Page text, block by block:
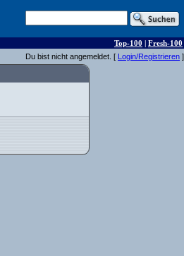
Top-100 | Fresh-100
Du bist nicht angemeldet. [ Login/Registrieren ]